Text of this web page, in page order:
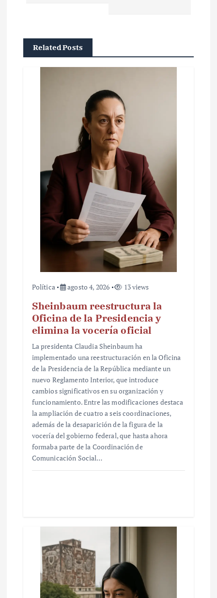
ó
Related Posts
Política agosto 4, 2026 13 views
Sheinbaum reestructura la
Oficina de la Presidencia y
elimina la vocería oficial
La presidenta Claudia Sheinbaum ha
implementado una reestructuración en la Oficina
de la Presidencia de la República mediante un
nuevo Reglamento Interior, que introduce
cambios significativos en su organización y
funcionamiento. Entre las modificaciones destaca
la ampliación de cuatro a seis coordinaciones,
además de la desaparición de la figura de la
vocería del gobierno federal, que hasta ahora
formaba parte de la Coordinación de
Comunicación Social…